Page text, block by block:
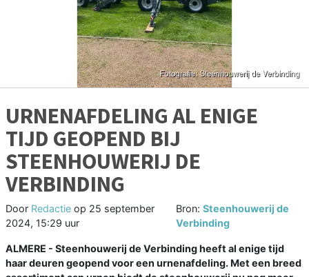
URNENAFDELING AL ENIGE
TIJD GEOPEND BIJ
STEENHOUWERIJ DE
VERBINDING
Door Redactie op 25 september
2024, 15:29 uur
Bron: Steenhouwerij de
Verbinding
ALMERE - Steenhouwerij de Verbinding heeft al enige tijd
haar deuren geopend voor een urnenafdeling. Met een breed